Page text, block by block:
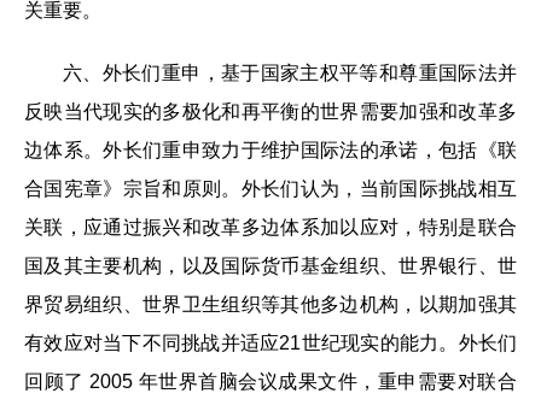
关重要。
六、外长们重申，基于国家主权平等和尊重国际法并
反映当代现实的多极化和再平衡的世界需要加强和改革多
边体系。外长们重申致力于维护国际法的承诺，包括《联
合国宪章》宗旨和原则。外长们认为，当前国际挑战相互
关联，应通过振兴和改革多边体系加以应对，特别是联合
国及其主要机构，以及国际货币基金组织、世界银行、世
界贸易组织、世界卫生组织等其他多边机构，以期加强其
有效应对当下不同挑战并适应21世纪现实的能力。外长们
回顾了 2005 年世界首脑会议成果文件，重申需要对联合